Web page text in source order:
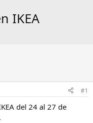
IKEA
#1
del 24 al 27 de